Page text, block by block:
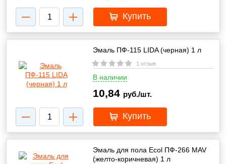
Купить
Эмаль ПФ-115 LIDA (черная) 1 л
1 отзыв
В наличии
10,84 руб./шт.
Купить
Эмаль для пола Ecol ПФ-266 MAV
(желто-коричневая) 1 л